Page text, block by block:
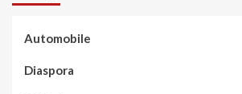
Automobile
Diaspora